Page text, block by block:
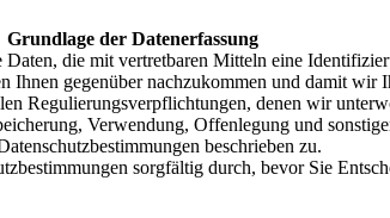
Grundlage der Datenerfassung
die mit vertretbaren Mitteln eine
gegenüber nachzukommen und damit wir
Regulierungsverpflichtungen, denen wir
Verwendung, Offenlegung und
beschrieben zu.
sorgfältig durch, bevor Sie